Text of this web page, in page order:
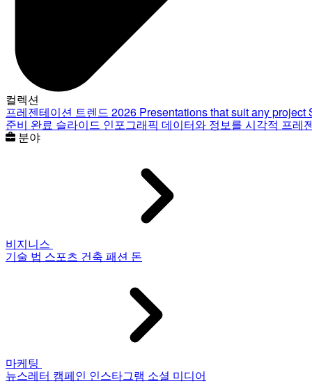
컬렉션
프레젠테이션 트렌드 2026 Presentations that suit any project
준비 완료 슬라이드 인포그래픽 데이터와 정보를 시각적 프레
분야
비지니스
기술 법 스포츠 건축 패션 돈
마케팅
뉴스레터 캠페인 인스타그램 소셜 미디어